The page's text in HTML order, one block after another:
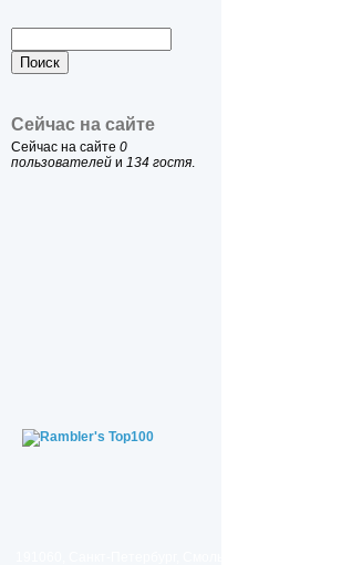
Сейчас на сайте
Сейчас на сайте 0
пользователей и 134 гостя.